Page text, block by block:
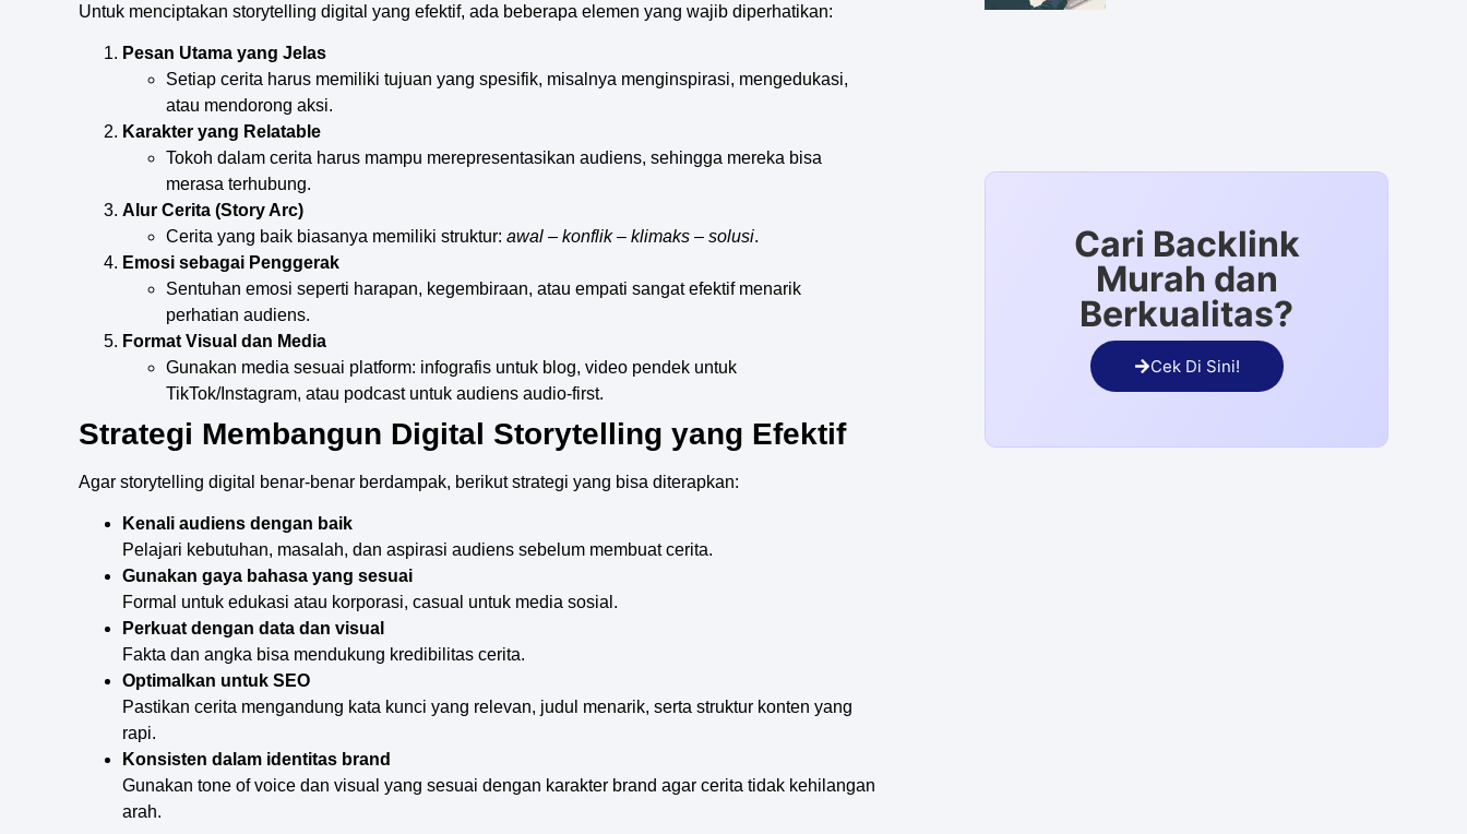
Untuk menciptakan storytelling digital yang efektif, ada beberapa elemen yang wajib diperhatikan:
Pesan Utama yang Jelas
Setiap cerita harus memiliki tujuan yang spesifik, misalnya menginspirasi, mengedukasi,
atau mendorong aksi.
Karakter yang Relatable
Tokoh dalam cerita harus mampu merepresentasikan audiens, sehingga mereka bisa
merasa terhubung.
Alur Cerita (Story Arc)
Cerita yang baik biasanya memiliki struktur: awal – konflik – klimaks – solusi.
Emosi sebagai Penggerak
Sentuhan emosi seperti harapan, kegembiraan, atau empati sangat efektif menarik
perhatian audiens.
Format Visual dan Media
Gunakan media sesuai platform: infografis untuk blog, video pendek untuk
TikTok/Instagram, atau podcast untuk audiens audio-first.
Strategi Membangun Digital Storytelling yang Efektif
Agar storytelling digital benar-benar berdampak, berikut strategi yang bisa diterapkan:
Kenali audiens dengan baik
Pelajari kebutuhan, masalah, dan aspirasi audiens sebelum membuat cerita.
Gunakan gaya bahasa yang sesuai
Formal untuk edukasi atau korporasi, casual untuk media sosial.
Perkuat dengan data dan visual
Fakta dan angka bisa mendukung kredibilitas cerita.
Optimalkan untuk SEO
Pastikan cerita mengandung kata kunci yang relevan, judul menarik, serta struktur konten yang
rapi.
Konsisten dalam identitas brand
Gunakan tone of voice dan visual yang sesuai dengan karakter brand agar cerita tidak kehilangan
arah.
Cari Backlink
Murah dan
Berkualitas?
Cek Di Sini!